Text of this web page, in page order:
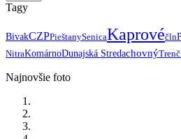
Tagy
BivakCZPPieštanySenicaKaprovéčln
NitraKomárnoDunajská Stredachovný
Najnovšie foto